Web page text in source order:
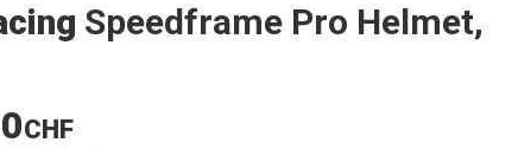
Speedframe Pro Helmet,
CHF